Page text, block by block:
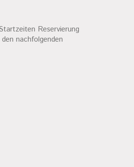
Reservierung
nachfolgenden